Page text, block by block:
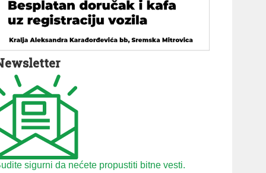
sigurni da nećete propustiti bitne vesti.